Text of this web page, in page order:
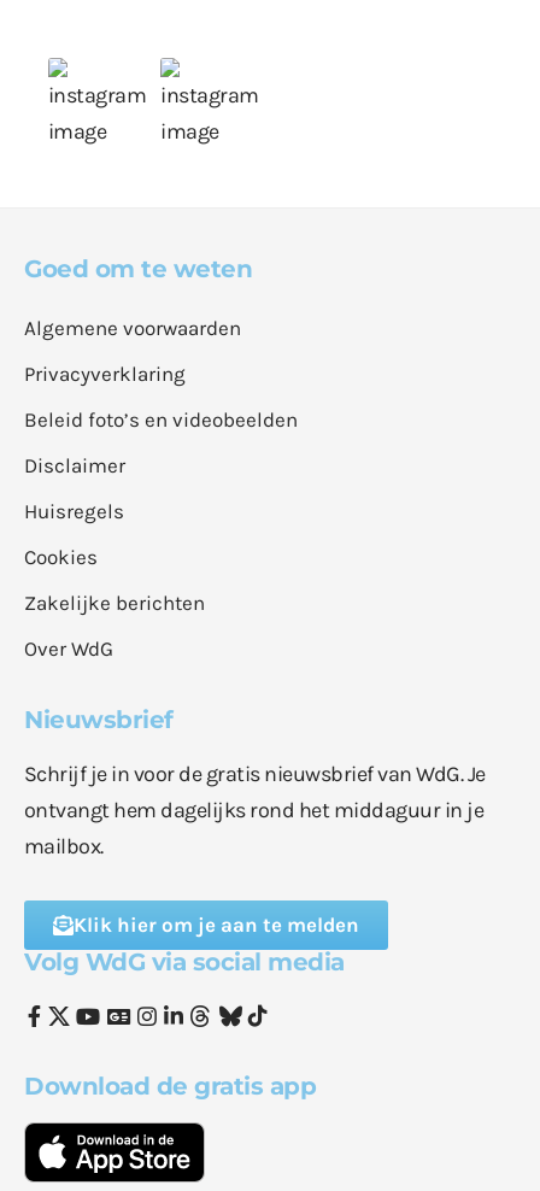
Goed om te weten
Algemene voorwaarden
Privacyverklaring
Beleid foto’s en videobeelden
Disclaimer
Huisregels
Cookies
Zakelijke berichten
Over WdG
Nieuwsbrief
Schrijf je in voor de gratis nieuwsbrief van WdG. Je
ontvangt hem dagelijks rond het middaguur in je
mailbox.
Klik hier om je aan te melden
Volg WdG via social media
Download de gratis app